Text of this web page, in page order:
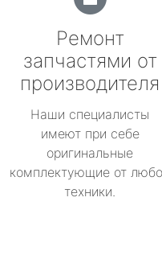
Ремонт
запчастями от
производителя
Наши специалисты
имеют при себе
оригинальные
комплектующие от
техники.